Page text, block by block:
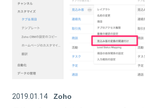
2019.01.14 Zoho